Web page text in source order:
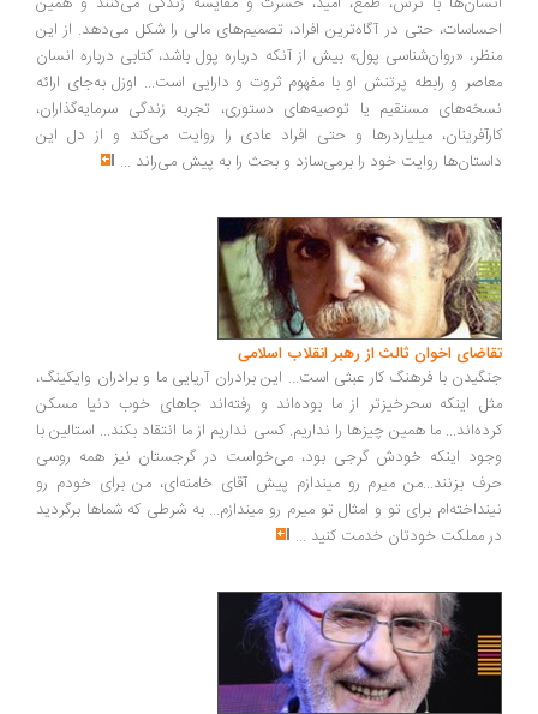
حتی در آگاه‌ترین افراد، تصمیم‌های مالی را شکل می‌دهد. از این
«روان‌شناسی پول» بیش از آنکه درباره پول باشد، کتابی درباره انسان
و رابطه پرتنش او با مفهوم ثروت و دارایی است... اوزل به‌جای ارائه
مستقیم یا توصیه‌های دستوری، تجربه زندگی سرمایه‌گذاران،
میلیاردرها و حتی افراد عادی را روایت می‌کند و از دل این
روایت خود را برمی‌سازد و بحث را به پیش می‌راند ...
اخوان ثالث از رهبر انقلاب اسلامی
با فرهنگ کار عبثی است... این برادران آریایی ما و برادران وایکینگ،
اینکه سحرخیزتر از ما بوده‌اند و رفته‌اند جاهای خوب دنیا مسکن
ما همین چیزها را نداریم. کسی نداریم از ما انتقاد بکند... استالین با
اینکه خودش گرجی بود، می‌خواست در گرجستان نیز همه روسی
بزنند...من میرم رو میندازم پیش آقای خامنه‌ای، من برای خودم رو
برای تو و امثال تو میرم رو میندازم... به شرطی که شماها برگردید
مملکت خودتان خدمت کنید...